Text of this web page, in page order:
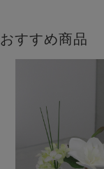
おすすめ商品